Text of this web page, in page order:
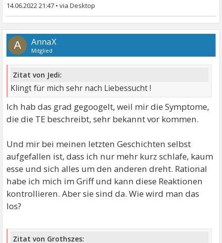
14.06.2022 21:47 •
A AnnaX
Mitglied
Zitat von Jedi:
Klingt für mich sehr nach Liebessucht !
Ich hab das grad gegoogelt, weil mir die Symptome,
die die TE beschreibt, sehr bekannt vor kommen.
Und mir bei meinen letzten Geschichten selbst
aufgefallen ist, dass ich nur mehr kurz schlafe, kaum
esse und sich alles um den anderen dreht. Rational
habe ich mich im Griff und kann diese Reaktionen
kontrollieren. Aber sie sind da. Wie wird man das
los?
Zitat von Grothszes: